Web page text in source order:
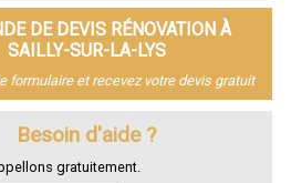
DE DEVIS RÉNOVATION À
SAILLY-SUR-LA-LYS
formulaire et recevez votre devis gratuit
Besoin d'aide ?
gratuitement.